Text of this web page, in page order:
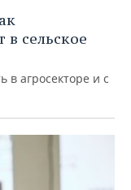
в сельское
в агросекторе и с